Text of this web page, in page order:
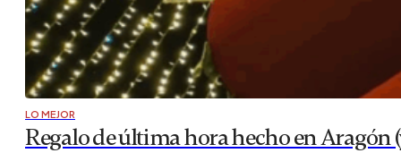
LO MEJOR
Regalo de última hora hecho en